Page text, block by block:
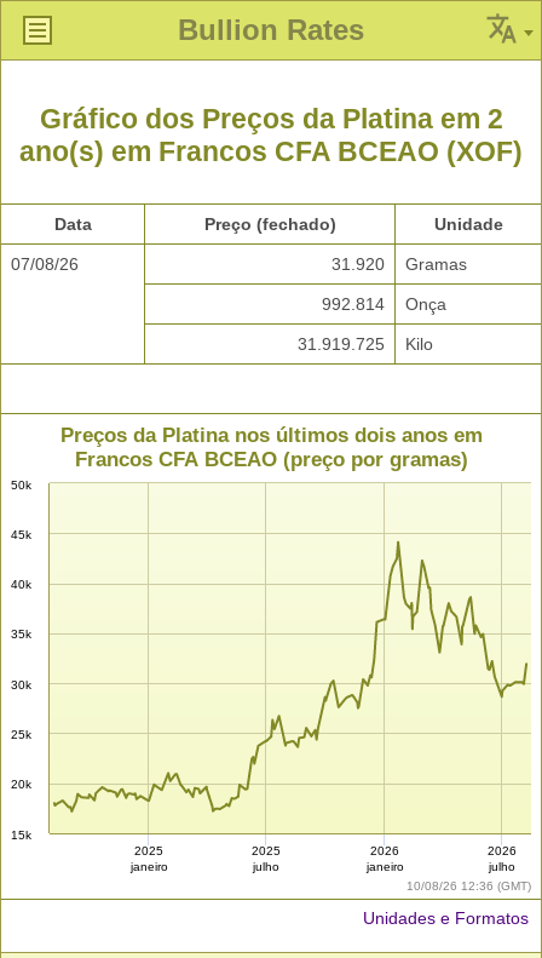
Bullion Rates
Gráfico dos Preços da Platina em 2
ano(s) em Francos CFA BCEAO (XOF)
Data Preço (fechado) Unidade
07/08/26 31.920 Gramas
992.814 Onça
31.919.725 Kilo
10/08/26 12:36 (GMT)
Preços da Platina nos últimos dois anos em
Francos CFA BCEAO (preço por gramas)
15k
20k
25k
30k
35k
40k
45k
50k
2025
janeiro
2025
julho
2026
janeiro
2026
julho
Unidades e Formatos